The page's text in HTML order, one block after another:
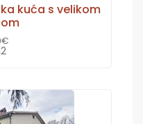
kuća s velikom